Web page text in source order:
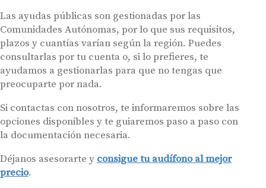
Las ayudas públicas son gestionadas por las
Comunidades Autónomas, por lo que sus requisitos,
plazos y cuantías varían según la región. Puedes
consultarlas por tu cuenta o, si lo prefieres, te
ayudamos a gestionarlas para que no tengas que
preocuparte por nada.
Si contactas con nosotros, te informaremos sobre las
opciones disponibles y te guiaremos paso a paso con
la documentación necesaria.
Déjanos asesorarte y consigue tu audífono al mejor
precio.